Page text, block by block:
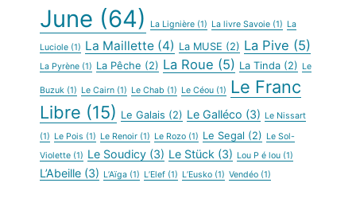
June (64) La Lignière (1) La livre Savoie (1) La
Luciole (1) La Maillette (4) La MUSE (2) La Pive (5)
La Pyrène (1) La Pêche (2) La Roue (5) La Tinda (2) Le
Buzuk (1) Le Cairn (1) Le Chab (1) Le Céou (1)
Le Franc
Libre (15) Le Galais (2) Le Galléco (3) Le Nissart
(1) Le Pois (1) Le Renoir (1) Le Rozo (1) Le Segal (2) Le Sol-
Violette (1) Le Soudicy (3) Le Stück (3) Lou P é lou (1)
L’Abeille (3) L’Aïga (1) L’Elef (1) L’Eusko (1) Vendéo (1)